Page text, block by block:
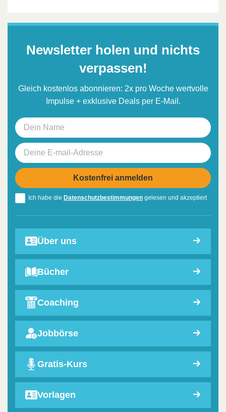
Newsletter holen und nichts
verpassen!
Gleich kostenlos abonnieren: 2x pro Woche wertvolle
Impulse + exklusive Deals per E-Mail.
Ich habe die Datenschutzbestimmungen gelesen und akzeptiert
Über uns
Bücher
Coaching
Jobbörse
Gratis-Kurs
Vorlagen